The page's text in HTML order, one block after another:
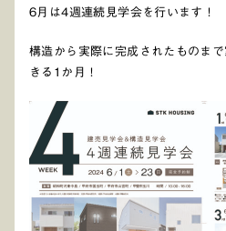
6月は4週連続見学会を行います！
構造から実際に完成されたものま
きる1か月！